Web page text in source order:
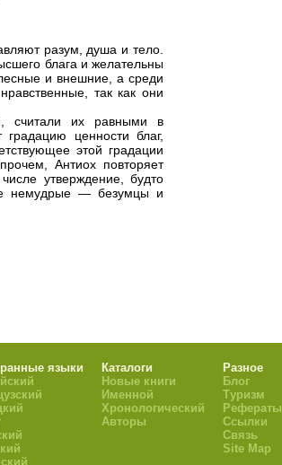
разум, душа и тело.
блага и желательны
и внешние, а среди
так как они
считали их равными в
ценности благ,
этой градации
Антиох повторяет
утверждение, будто
немудрые — безумцы и
языки
Каталоги
Новые книги
Именной
Хронологический
Авторы
Разное
Блог
Туризм
Рефераты
Ссылки
Связь
Site Map